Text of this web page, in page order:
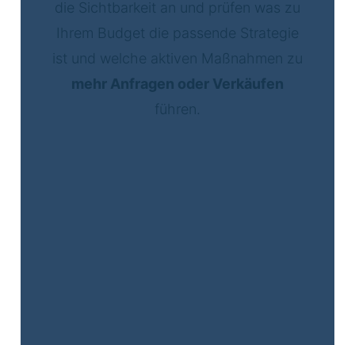
die Sichtbarkeit an und prüfen was zu
Ihrem Budget die passende Strategie
ist und welche aktiven Maßnahmen zu
mehr Anfragen oder Verkäufen
führen.